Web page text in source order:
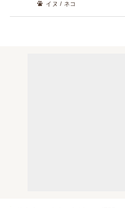
イヌ / ネコ